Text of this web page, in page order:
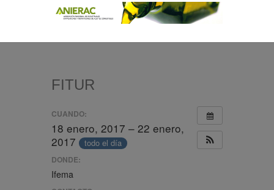
FITUR
CUANDO:
18 enero, 2017 – 22 enero,
2017
todo el día
DONDE:
Ifema